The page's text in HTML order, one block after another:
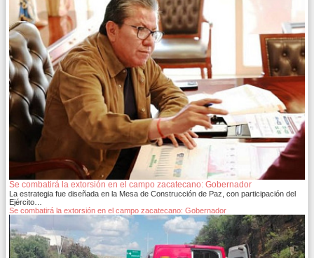
Se combatirá la extorsión en el campo zacatecano: Gobernador
La estrategia fue diseñada en la Mesa de Construcción de Paz, con participación del
Ejército…
Se combatirá la extorsión en el campo zacatecano: Gobernador